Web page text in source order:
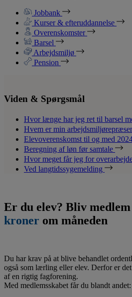
Jobbank
Kurser & efteruddannelse
Overenskomster
Barsel
Arbejdsmiljø
Pension
Viden & Spørgsmål
Hvor længe har jeg ret til barsel
Hvem er min
Elevoverenskomst til og med
Beregning af løn før samtale
Hvor meget får jeg for
Ved langtidssygemelding
Er du elev? Bliv
kroner om måneden
Du har krav på at blive behandlet
også som lærling eller elev. Derfor er
af en rigtig fagforening.
Med medlemsskabet får du blandt andet: